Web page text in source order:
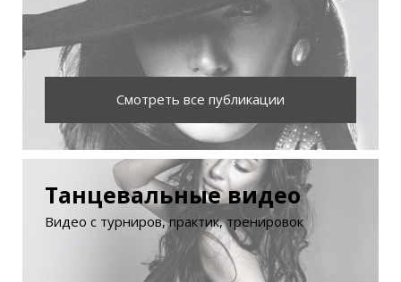
Смотреть все публикации
Танцевальные видео
Видео с турниров, практик, тренировок